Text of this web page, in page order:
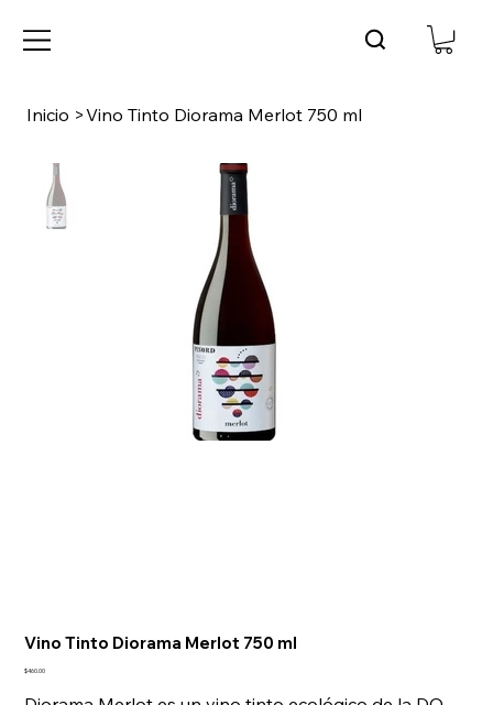
Inicio >Vino Tinto Diorama Merlot 750 ml
Vino Tinto Diorama Merlot 750 ml
Precio
$460.00